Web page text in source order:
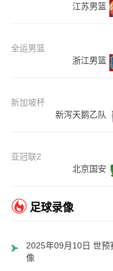
江苏男篮
全运男篮
浙江男篮
新加坡杯
新泻天鹅乙队
亚冠联2
北京国安
足球录像
2025年09月10日 世预
像